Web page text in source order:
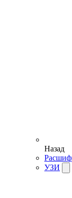
Назад
УЗИ